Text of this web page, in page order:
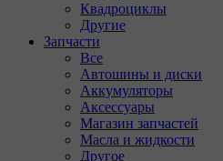
Квадроциклы
Другие
Запчасти
Все
Автошины и диски
Аккумуляторы
Аксессуары
Магазин запчастей
Масла и жидкости
Другое